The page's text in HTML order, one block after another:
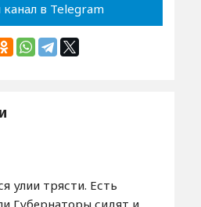
в Telegram
улии трясти. Есть